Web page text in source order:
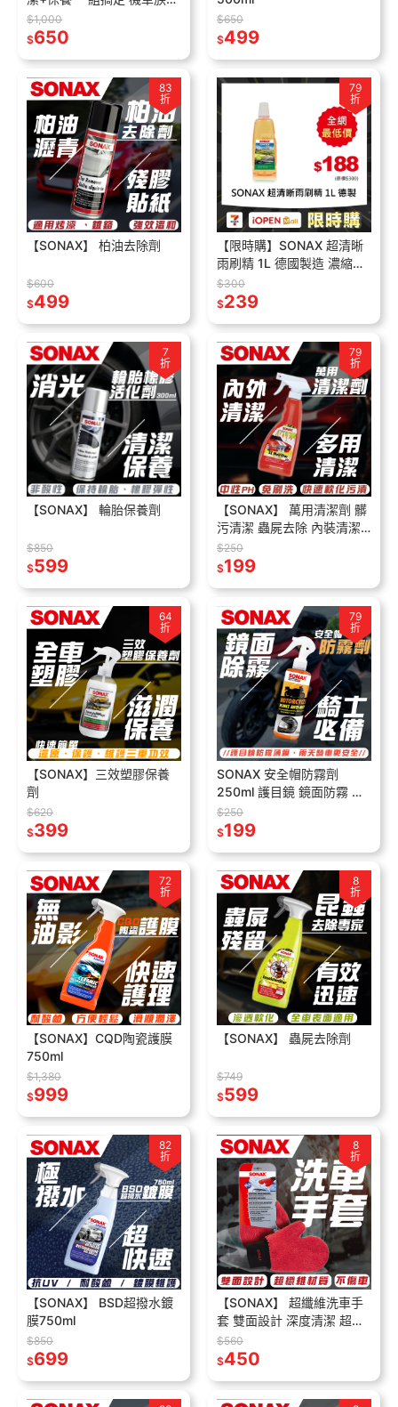
備
$1,000
$650
$650
$499
83
折
【SONAX】 柏油去除劑
$600
$499
79
折
【限時購】SONAX 超清晰
雨刷精 1L 德國製造 濃縮版
玻璃透亮除油膜
$300
$239
7
折
【SONAX】 輪胎保養劑
$850
$599
79
折
【SONAX】 萬用清潔劑 髒
污清潔 蟲屍去除 內裝清潔
外部清潔 溫和無傷害 所有
材質皆可用
$250
$199
64
折
【SONAX】三效塑膠保養
劑
$620
$399
79
折
SONAX 安全帽防霧劑
250ml 護目鏡 鏡面防霧 快
速除霧 止霧 雨天必備 機車
$250
$199
72
折
【SONAX】CQD陶瓷護膜
750ml
$1,380
$999
8
折
【SONAX】 蟲屍去除劑
$749
$599
82
折
【SONAX】 BSD超撥水鍍
膜750ml
$850
$699
8
折
【SONAX】 超纖維洗車手
套 雙面設計 深度清潔 超耐
用 降低磨損 人體工學
$560
$450